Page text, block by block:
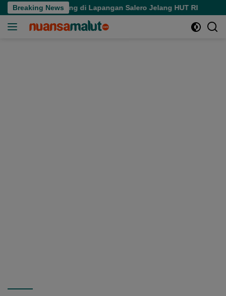
Langsung
ke
Breaking News
Pedagang di Lapangan Salero Jelang HUT RI